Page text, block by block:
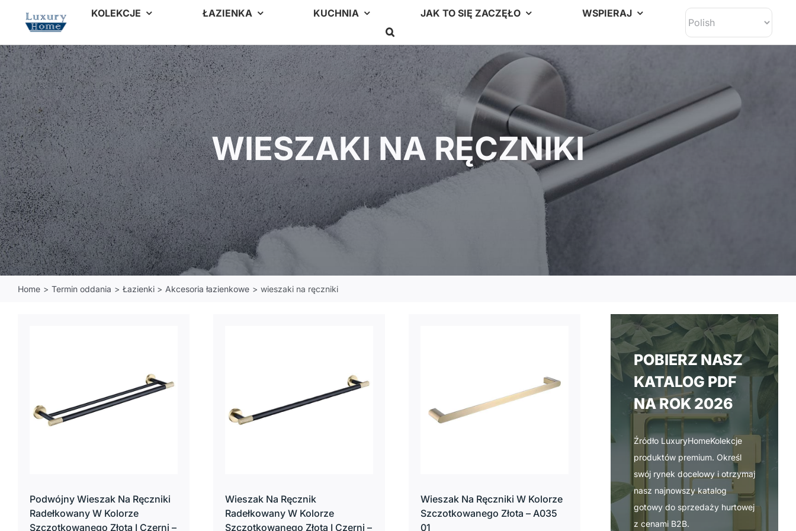
KOLEKCJE ŁAZIENKA KUCHNIA JAK TO SIĘ ZACZĘŁO WSPIERAJ
WIESZAKI NA RĘCZNIKI
Home Termin oddania Łazienki Akcesoria łazienkowe wieszaki na ręczniki
Podwójny Wieszak Na Ręczniki
Radełkowany W Kolorze
Szczotkowanego Złota I Czerni –
Wieszak Na Ręcznik
Radełkowany W Kolorze
Szczotkowanego Złota I Czerni –
Wieszak Na Ręczniki W Kolorze
Szczotkowanego Złota – A035
01
POBIERZ NASZ
KATALOG PDF
NA ROK 2026
Źródło LuxuryHomeKolekcje
produktów premium. Określ
swój rynek docelowy i otrzymaj
nasz najnowszy katalog
gotowy do sprzedaży hurtowej
z cenami B2B.